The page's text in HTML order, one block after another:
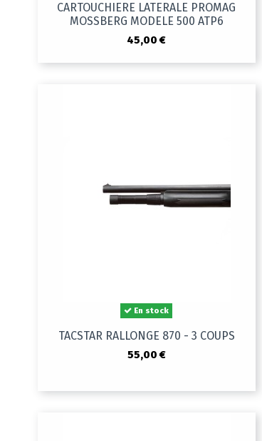
CARTOUCHIERE LATERALE PROMAG
MOSSBERG MODELE 500 ATP6
45,00 €
En stock
TACSTAR RALLONGE 870 - 3 COUPS
55,00 €